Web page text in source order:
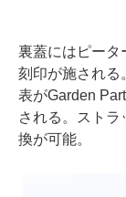
裏蓋にはピータ
刻印が施される
表がGarden
される。スト
換が可能。